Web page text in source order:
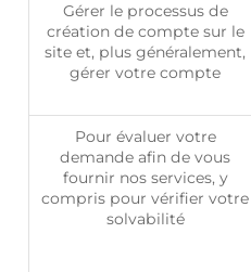
Gérer le processus de
création de compte sur le
site et, plus généralement,
gérer votre compte
Pour évaluer votre
demande afin de vous
fournir nos services, y
compris pour vérifier votre
solvabilité